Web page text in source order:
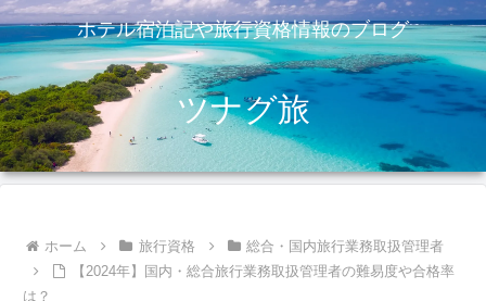
ホテル宿泊記や旅行資格情報のブログ
ツナグ旅
ホーム 旅行資格
総合・国内旅行業務取扱管理者
【2024年】国内・総合旅行業務取扱管理者の難易度や合格率
は？